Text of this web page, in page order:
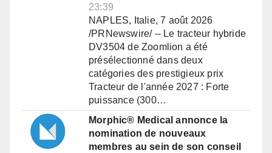
23:39
NAPLES, Italie, 7 août 2026
/PRNewswire/ -- Le tracteur hybride
DV3504 de Zoomlion a été
présélectionné dans deux
catégories des prestigieux prix
Tracteur de l'année 2027 : Forte
puissance (300…
Morphic® Medical annonce la
nomination de nouveaux
membres au sein de son conseil